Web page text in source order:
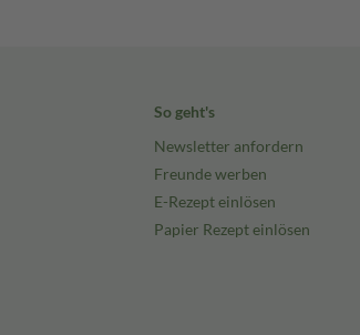
So geht's
Newsletter anfordern
Freunde werben
E-Rezept einlösen
Papier Rezept einlösen